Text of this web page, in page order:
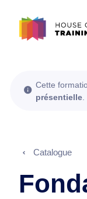
Cette
présentielle
Catalogue